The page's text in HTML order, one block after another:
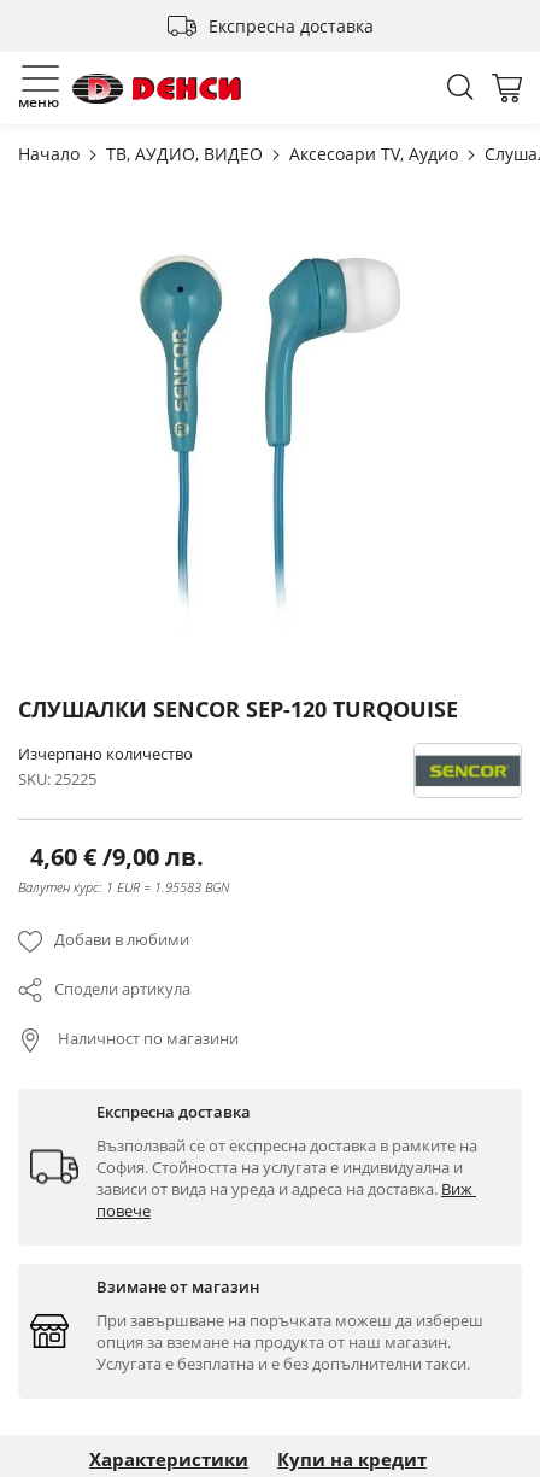
Експресна доставка
меню
Начало ТВ, АУДИО, ВИДЕО Аксесоари TV, Аудио
Преминете
началото
на
със
снимки
СЛУШАЛКИ SENCOR SEP-120 TURQOUISE
Изчерпано количество
SKU 25225
4,60 €/9,00 лв.
Валутен курс: 1 EUR = 1.95583 BGN
Добави в любими
Сподели артикула
Наличност по магазини
Експресна доставка
Възползвай се от експресна доставка в рамките на
София. Стойността на услугата е индивидуална и
зависи от вида на уреда и адреса на доставка. Виж
повече
Взимане от магазин
При завършване на поръчката можеш да избереш
опция за вземане на продукта от наш магазин.
Услугата е безплатна и е без допълнителни такси.
Характеристики
Купи на кредит